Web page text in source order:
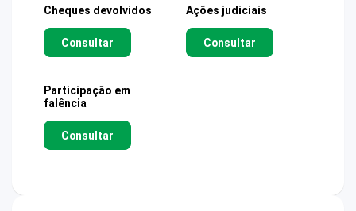
Cheques devolvidos
Consultar
Ações judiciais
Consultar
Participação em
falência
Consultar